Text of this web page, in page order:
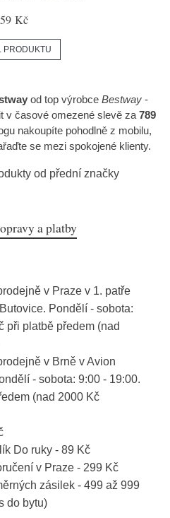
Kč
PRODUKTU
od top výrobce Bestway-
v časové omezené slevě za 789
nakoupíte pohodlně z mobilu,
se mezi spokojené klienty.
od přední značky
a platby
v Praze v 1. patře
Pondělí - sobota:
při platbě předem (nad
v Brně v Avion
- sobota: 9:00 - 19:00.
(nad 2000 Kč
Do ruky - 89 Kč
v Praze - 299 Kč
zásilek - 499 až 999
do bytu)